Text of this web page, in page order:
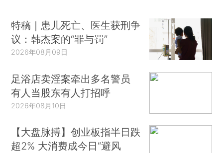
特稿｜患儿死亡、医生获刑争
议：韩杰案的“罪与罚”
2026年08月09日
足浴店卖淫案牵出多名警员
有人当股东有人打招呼
2026年08月10日
【大盘脉搏】创业板指半日跌
超2% 大消费成今日“避风